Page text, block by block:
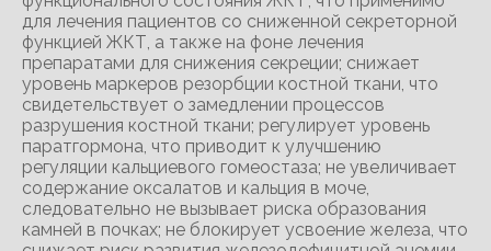
для лечения пациентов со сниженной секреторной
функцией ЖКТ, а также на фоне лечения
препаратами для снижения секреции; снижает
уровень маркеров резорбции костной ткани, что
свидетельствует о замедлении процессов
разрушения костной ткани; регулирует уровень
паратгормона, что приводит к улучшению
регуляции кальциевого гомеостаза; не увеличивает
содержание оксалатов и кальция в моче,
следовательно не вызывает риска образования
камней в почках; не блокирует усвоение железа, что